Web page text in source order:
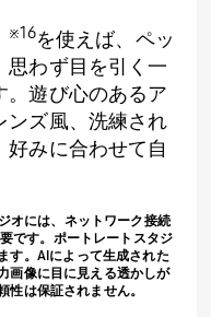
※16を使えば、ペッ
思わず目を引く一
。遊び心のあるア
ンズ風、洗練され
みに合わせて自
オには、ネットワーク接続
です。ポートレートスタジ
す。 AI によって生成された
画像に目に見える透かしが
性は保証されません。